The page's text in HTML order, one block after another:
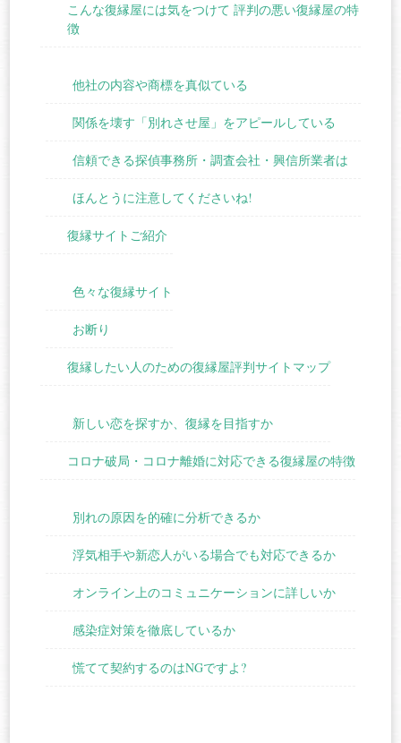
こんな復縁屋には気をつけて 評判の悪い復縁屋の特
徴
他社の内容や商標を真似ている
関係を壊す「別れさせ屋」をアピールしている
信頼できる探偵事務所・調査会社・興信所業者は
ほんとうに注意してくださいね!
復縁サイトご紹介
色々な復縁サイト
お断り
復縁したい人のための復縁屋評判サイトマップ
新しい恋を探すか、復縁を目指すか
コロナ破局・コロナ離婚に対応できる復縁屋の特徴
別れの原因を的確に分析できるか
浮気相手や新恋人がいる場合でも対応できるか
オンライン上のコミュニケーションに詳しいか
感染症対策を徹底しているか
慌てて契約するのはNGですよ?